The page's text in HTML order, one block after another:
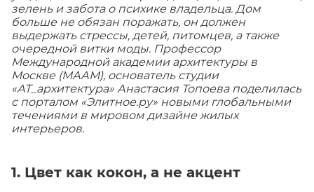
зелень и забота о психике владельца. Дом
больше не обязан поражать, он должен
выдержать стрессы, детей, питомцев, а также
очередной витки моды. Профессор
Международной академии архитектуры в
Москве (МААМ), основатель студии
«АТ_архитектура» Анастасия Топоева поделилась
с порталом «Элитное.ру» новыми глобальными
течениями в мировом дизайне жилых
интерьеров.
1. Цвет как кокон, а не акцент